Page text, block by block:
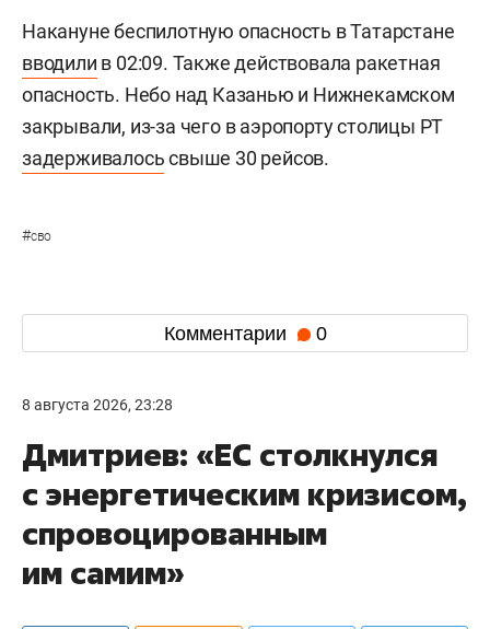
Накануне беспилотную опасность в Татарстане
вводили в 02:09. Также действовала ракетная
опасность. Небо над Казанью и Нижнекамском
закрывали, из-за чего в аэропорту столицы РТ
задерживалосьсвыше 30 рейсов.
#сво
Комментарии 0
8 августа 2026, 23:28
Дмитриев: «ЕС столкнулся
с энергетическим кризисом,
спровоцированным
им самим»